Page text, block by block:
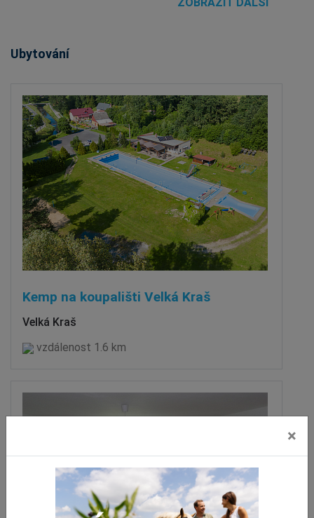
Ubytování
Kemp na koupališti Velká Kraš
Velká Kraš
vzdálenost 1.6 km
×